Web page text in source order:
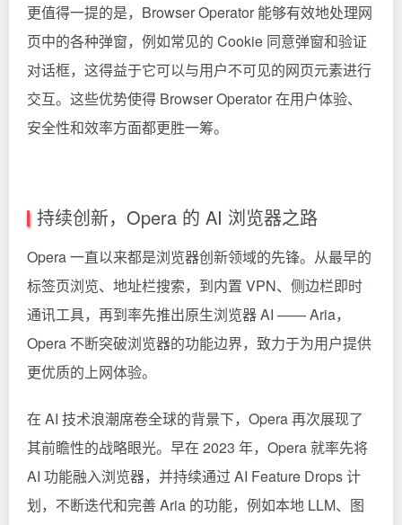
更值得一提的是，Browser Operator 能够有效地处理网
页中的各种弹窗，例如常见的 Cookie 同意弹窗和验证
对话框，这得益于它可以与用户不可见的网页元素进行
交互。这些优势使得 Browser Operator 在用户体验、
安全性和效率方面都更胜一筹。
持续创新，Opera 的 AI 浏览器之路
Opera 一直以来都是浏览器创新领域的先锋。从最早的
标签页浏览、地址栏搜索，到内置 VPN、侧边栏即时
通讯工具，再到率先推出原生浏览器 AI —— Aria，
Opera 不断突破浏览器的功能边界，致力于为用户提供
更优质的上网体验。
在 AI 技术浪潮席卷全球的背景下，Opera 再次展现了
其前瞻性的战略眼光。早在 2023 年，Opera 就率先将
AI 功能融入浏览器，并持续通过 AI Feature Drops 计
划，不断迭代和完善 Aria 的功能，例如本地 LLM、图